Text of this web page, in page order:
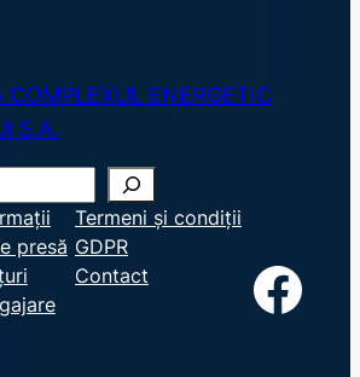
COMPLEXUL ENERGETIC
S.A.
presă
Termeni și condiții
GDPR
Contact
Facebook